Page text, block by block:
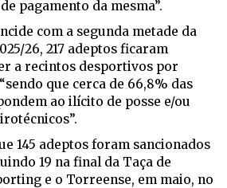
pagamento da mesma”.
com a segunda metade da
26, 217 adeptos ficaram
a recintos desportivos por
que cerca de 66,8% das
ao ilícito de posse e/ou
145 adeptos foram sancionados
19 na final da Taça de
e o Torreense, em maio, no